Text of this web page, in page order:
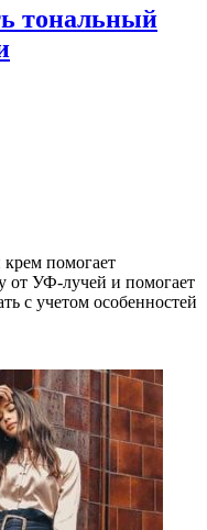
тональный
помогает
от УФ-лучей и помогает
с учетом особенностей